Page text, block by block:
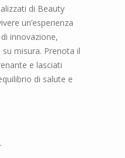
di Beauty
un’esperienza
innovazione,
misura. Prenota il
e lasciati
di salute e